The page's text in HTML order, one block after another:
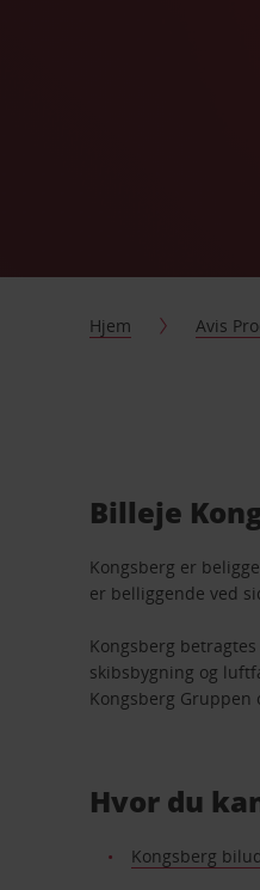
Hjem Avis
Billeje
Kongsberg er
er belliggende ved
Kongsberg
skibsbygning og
Kongsberg Gruppen
Hvor du
Kongsberg